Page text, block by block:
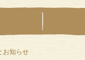
お知らせ